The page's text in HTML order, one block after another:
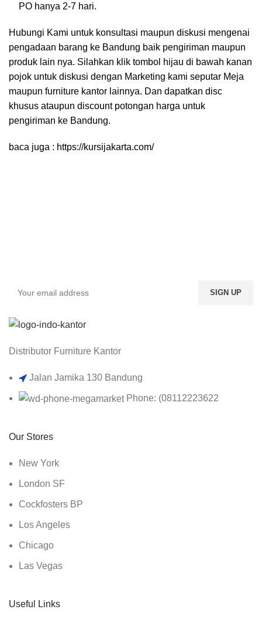
PO hanya 2-7 hari.
Hubungi Kami untuk konsultasi maupun diskusi mengenai
pengadaan barang ke Bandung baik pengiriman maupun
produk lain nya. Silahkan klik tombol hijau di bawah kanan
pojok untuk diskusi dengan Marketing kami seputar Meja
maupun furniture kantor lainnya. Dan dapatkan disc
khusus ataupun discount potongan harga untuk
pengiriman ke Bandung.
baca juga : https://kursijakarta.com/
Distributor Furniture Kantor
Jalan Jamika 130 Bandung
Phone: (08112223622
Our Stores
New York
London SF
Cockfosters BP
Los Angeles
Chicago
Las Vegas
Useful Links